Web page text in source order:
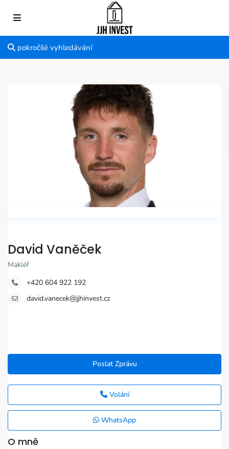
pokročilé vyhledávání
David Vaněček
Makléř
+420 604 922 192
david.vanecek@jjhinvest.cz
Poslat Zprávu
Volání
WhatsApp
O mně